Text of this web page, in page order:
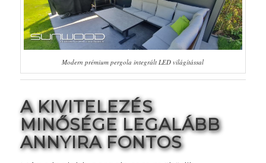
Modern prémium pergola integrált LED világítással
A KIVITELEZÉS
MINŐSÉGE LEGALÁBB
ANNYIRA FONTOS